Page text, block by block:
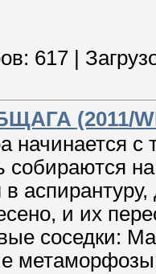
617 |
(2011/
начинается с
и их
соседки: